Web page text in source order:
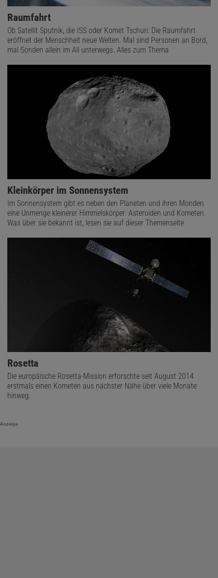
Raumfahrt
Ob Satellit Sputnik, die ISS oder Komet Tschuri: Die Raumfahrt
eröffnet der Menschheit neue Welten. Mal sind Personen an Bord,
mal Sonden allein im All unterwegs. Alles zum Thema
Kleinkörper im Sonnensystem
Im Sonnensystem gibt es neben den Planeten und ihren Monden
eine Unmenge kleinerer Himmelskörper: Asteroiden und Kometen.
Was über sie bekannt ist, lesen sie auf dieser Themenseite
Rosetta
Die europäische Rosetta-Mission erforschte seit August 2014
erstmals einen Kometen aus nächster Nähe über viele Monate
hinweg.
Anzeige